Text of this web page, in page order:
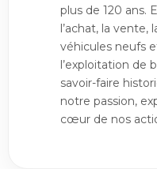
plus de 120 ans.
l’achat, la vente,
véhicules neufs
l’exploitation de
savoir-faire
notre passion,
cœur de nos